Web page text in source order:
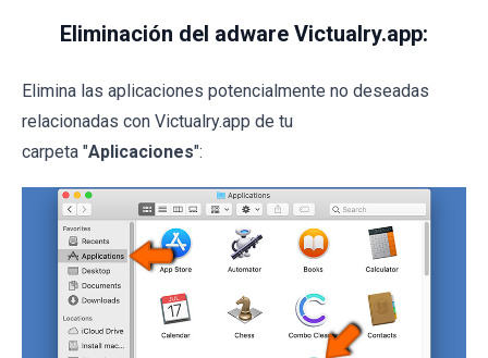
Eliminación del adware Victualry.app:
Elimina las aplicaciones potencialmente no deseadas
relacionadas con Victualry.app de tu
carpeta "Aplicaciones":